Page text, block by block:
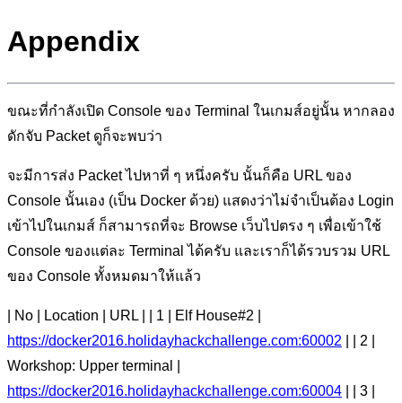
Appendix
ขณะที่กำลังเปิด Console ของ Terminal ในเกมส์อยู่นั้น หากลอง
ดักจับ Packet ดูก็จะพบว่า
จะมีการส่ง Packet ไปหาที่ ๆ หนึ่งครับ นั้นก็คือ URL ของ
Console นั้นเอง (เป็น Docker ด้วย) แสดงว่าไม่จำเป็นต้อง Login
เข้าไปในเกมส์ ก็สามารถที่จะ Browse เว็บไปตรง ๆ เพื่อเข้าใช้
Console ของแต่ละ Terminal ได้ครับ และเราก็ได้รวบรวม URL
ของ Console ทั้งหมดมาให้แล้ว
| No | Location | URL | | 1 | Elf House#2 |
https://docker2016.holidayhackchallenge.com:60002 | | 2 |
Workshop: Upper terminal |
https://docker2016.holidayhackchallenge.com:60004 | | 3 |